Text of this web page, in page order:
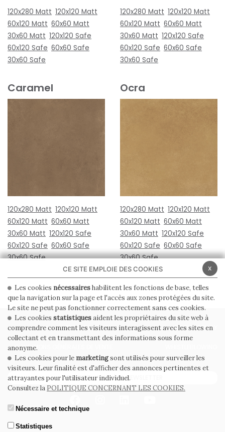
120x280 Matt 120x120 Matt
60x120 Matt 60x60 Matt
30x60 Matt 120x120 Safe
60x120 Safe 60x60 Safe
30x60 Safe
120x280 Matt 120x120 Matt
60x120 Matt 60x60 Matt
30x60 Matt 120x120 Safe
60x120 Safe 60x60 Safe
30x60 Safe
Caramel
120x280 Matt 120x120 Matt
60x120 Matt 60x60 Matt
30x60 Matt 120x120 Safe
60x120 Safe 60x60 Safe
30x60 Safe
Ocra
120x280 Matt 120x120 Matt
60x120 Matt 60x60 Matt
30x60 Matt 120x120 Safe
60x120 Safe 60x60 Safe
30x60 Safe
PRIVACY POLICY COOKIE POLICY
CONDITIONS GÉNÉRALES DE VENTE
ABONNEZ-VOUS À LA NEWSLETTER
x
CE SITE EMPLOIE DES COOKIES
Les cookies nécessaireshabilitent les fonctions de base, telles
que la navigation sur la page et l'accès aux zones protégées du site.
Le site ne peut pas fonctionner correctement sans ces cookies.
Les cookies statistiquesaident les propriétaires du site web à
comprendre comment les visiteurs interagissent avec les sites en
collectant et en transmettant des informations sous forme
anonyme.
Les cookies pour le marketingsont utilisés pour surveiller les
visiteurs. Leur finalité est d'afficher des annonces pertinentes et
attrayantes pour l'utilisateur individuel.
Consultez la POLITIQUE CONCERNANT LES COOKIES.
Nécessaire et technique
Statistiques